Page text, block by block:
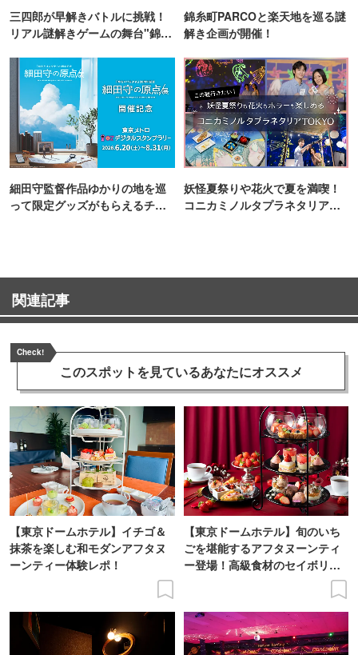
三四郎が早解きバトルに挑戦！
リアル謎解きゲームの舞台"錦糸
錦糸町PARCOと楽天地を巡る謎
解き企画が開催！
細田守監督作品ゆかりの地を巡
って限定グッズがもらえるチャ
妖怪夏祭りや花火で夏を満喫！
コニカミノルタプラネタリア
関連記事
Check!
このスポットを見ているあなたにオススメ
【東京ドームホテル】イチゴ＆
抹茶を楽しむ和モダンアフタヌ
ーンティー体験レポ！
【東京ドームホテル】旬のいち
ごを堪能するアフタヌーンティ
ー登場！高級食材のセイボリー